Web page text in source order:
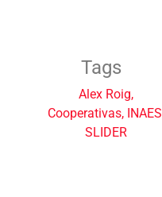
Tags
Alex Roig,
Cooperativas, INAES
SLIDER